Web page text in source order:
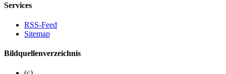
Services
RSS-Feed
Sitemap
Bildquellenverzeichnis